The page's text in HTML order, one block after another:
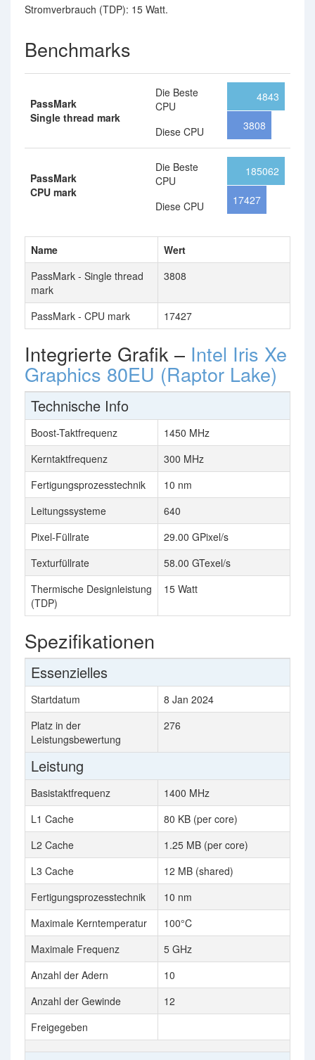
Stromverbrauch (TDP): 15 Watt.
Benchmarks
PassMark
Single thread mark
Die Beste
CPU
Diese CPU
4843
3808
PassMark
CPU mark
Die Beste
CPU
Diese CPU
185062
17427
Name
Wert
PassMark - Single thread
mark
3808
PassMark - CPU mark 17427
Integrierte Grafik – Intel Iris Xe
Graphics 80EU (Raptor Lake)
Technische Info
Boost-Taktfrequenz
1450 MHz
Kerntaktfrequenz
300 MHz
Fertigungsprozesstechnik
10 nm
Leitungssysteme
640
Pixel-Füllrate
29.00 GPixel/s
Texturfüllrate
58.00 GTexel/s
Thermische Designleistung
(TDP)
15 Watt
Spezifikationen
Essenzielles
Startdatum
8 Jan 2024
Platz in der
Leistungsbewertung
276
Leistung
Basistaktfrequenz
1400 MHz
L1 Cache
80 KB (per core)
L2 Cache
1.25 MB (per core)
L3 Cache
12 MB (shared)
Fertigungsprozesstechnik
10 nm
Maximale Kerntemperatur
100°C
Maximale Frequenz
5 GHz
Anzahl der Adern
10
Anzahl der Gewinde
12
Freigegeben